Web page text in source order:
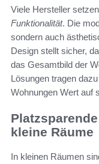
Viele Hersteller
Funktionalität. Die
sondern auch
Design stellt sicher,
das Gesamtbild der
Lösungen tragen
Wohnungen Wert auf
kleine Räume
In kleinen Räumen